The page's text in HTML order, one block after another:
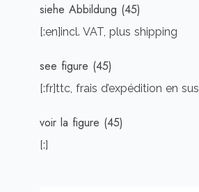
siehe Abbildung (45)
[:en]incl. VAT, plus shipping
see figure (45)
[:fr]ttc, frais d’expédition en sus
voir la figure (45)
[:]